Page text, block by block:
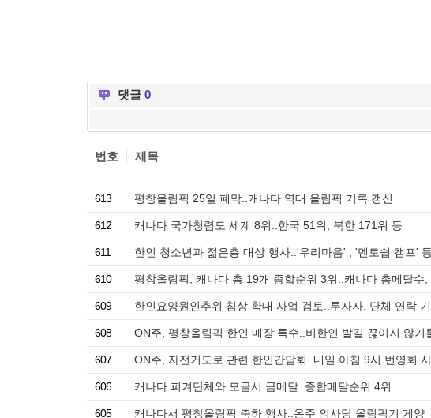
댓글 0
번호 제목
613 평창올림픽 25일 폐막..캐나다 역대 올림픽 기록 갱신
612 캐나다 국가청렴도 세계 8위..한국 51위, 북한 171위 등
611 한인 청소년과 젊은층 대상 행사..'우리마음' , '멘토쉽 캠프' 등
610 평창올림픽, 캐나다 총 19개 종합순위 3위..캐나다 총메달수,
609 한인요양원인추위 침상 확대 사업 검토..투자자, 단체 연락
608 ON주, 평창올림픽 한인 매장 특수..비한인 발길 끊이지 않기
607 ON주, 자전거도로 관련 한인간담회..내일 아침 9시 번영회
606 캐나다 피겨단체와 모글서 금메달..종합메달순위 4위
605 캐나다서 평창올림픽 축하 행사..온주 의사당 올림픽기 게양